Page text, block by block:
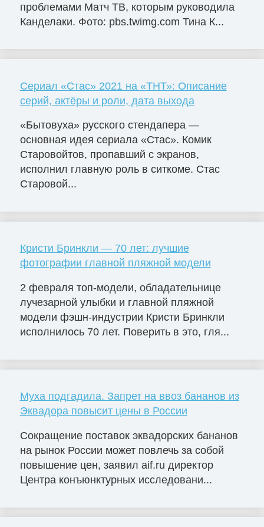
проблемами Матч ТВ, которым руководила
Канделаки. Фото: pbs.twimg.com Тина К...
Сериал «Стас» 2021 на «ТНТ»: Описание
серий, актёры и роли, дата выхода
«Бытовуха» русского стендапера —
основная идея сериала «Стас». Комик
Старовойтов, пропавший с экранов,
исполнил главную роль в ситкоме. Стас
Старовой...
Кристи Бринкли — 70 лет: лучшие
фотографии главной пляжной модели
2 февраля топ-модели, обладательнице
лучезарной улыбки и главной пляжной
модели фэшн-индустрии Кристи Бринкли
исполнилось 70 лет. Поверить в это, гля...
Муха подгадила. Запрет на ввоз бананов из
Эквадора повысит цены в России
Сокращение поставок эквадорских бананов
на рынок России может повлечь за собой
повышение цен, заявил aif.ru директор
Центра конъюнктурных исследовани...